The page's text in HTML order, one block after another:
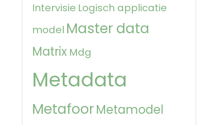
Intervisie Logisch applicatie
model Master data
Matrix Mdg
Metadata
MetafoorMetamodel